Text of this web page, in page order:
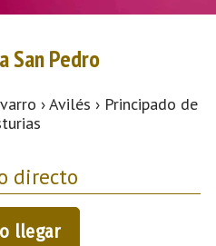
San Pedro
› Avilés › Principado de
directo
llegar